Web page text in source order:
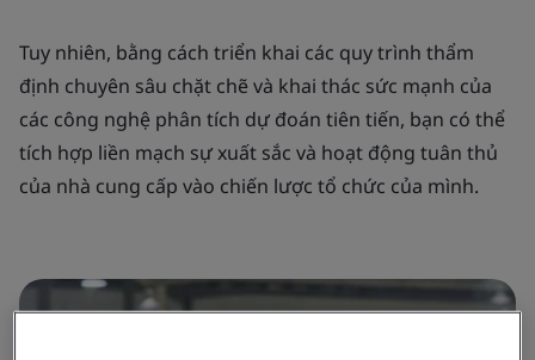
Tuy nhiên, bằng cách triển khai các quy trình thẩm
định chuyên sâu chặt chẽ và khai thác sức mạnh của
các công nghệ phân tích dự đoán tiên tiến, bạn có thể
tích hợp liền mạch sự xuất sắc và hoạt động tuân thủ
của nhà cung cấp vào chiến lược tổ chức của mình.